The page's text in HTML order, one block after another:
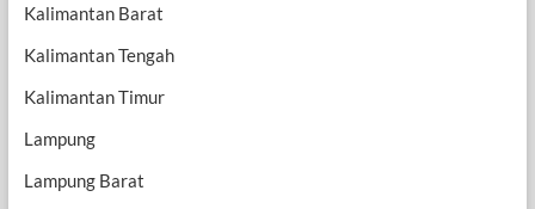
Kalimantan Barat
Kalimantan Tengah
Kalimantan Timur
Lampung
Lampung Barat